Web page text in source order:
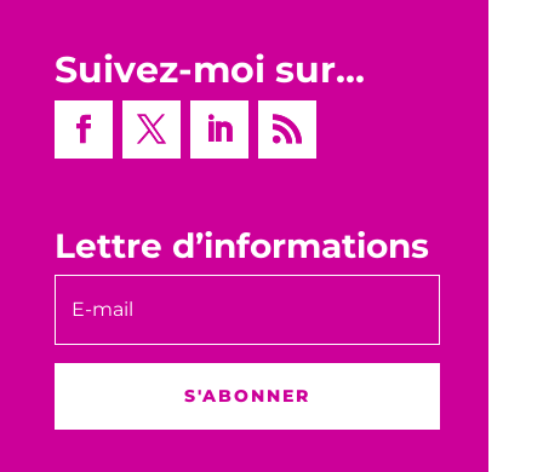
Suivez-moi sur…
Lettre d’informations
S'ABONNER